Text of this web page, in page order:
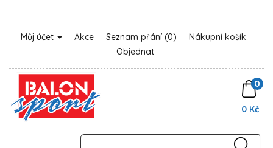
Můj účet Akce Seznam přání (0)
Nákupní košík
Objednat
0
0 Kč